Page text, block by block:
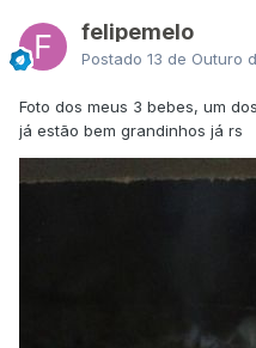
felipemelo
Postado 13 de Outuro
Foto dos meus 3 bebes, um
já estão bem grandinhos já rs